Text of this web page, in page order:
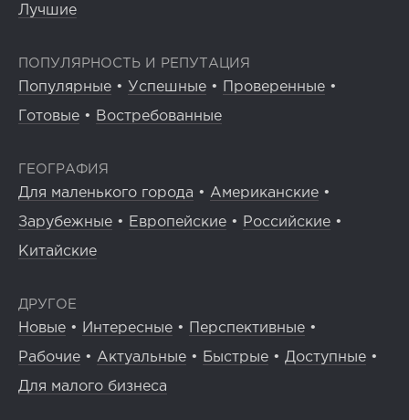
Лучшие
ПОПУЛЯРНОСТЬ И РЕПУТАЦИЯ
Популярные • Успешные • Проверенные •
Готовые • Востребованные
ГЕОГРАФИЯ
Для маленького города • Американские •
Зарубежные • Европейские • Российские •
Китайские
ДРУГОЕ
Новые • Интересные • Перспективные •
Рабочие • Актуальные • Быстрые • Доступные •
Для малого бизнеса